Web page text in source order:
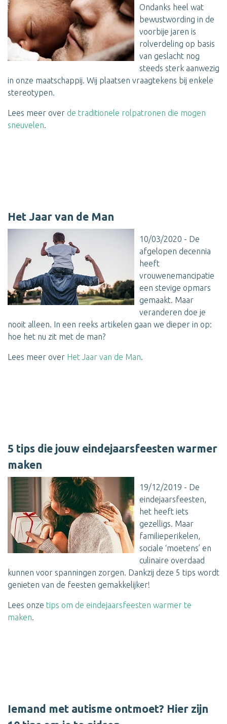
Ondanks heel wat
bewustwording in de
voorbije jaren is
rolverdeling op basis
van geslacht nog
steeds sterk aanwezig
in onze maatschappij. Wij plaatsen vraagtekens bij enkele
stereotypen.
Lees meer over de traditionele rolpatronen die mogen
sneuvelen.
Het Jaar van de Man
10/03/2020 - De
afgelopen decennia
heeft
vrouwenemancipatie
een stevige opmars
gemaakt. Maar
veranderen doe je
nooit alleen. In een reeks artikelen gaan we dieper in op:
hoe het nu zit met de man?
Lees meer over Het Jaar van de Man.
5 tips die jouw eindejaarsfeesten warmer
maken
19/12/2019 - De
eindejaarsfeesten,
het heeft iets
gezelligs. Maar
familieperikelen,
sociale ‘moetens’ en
culinaire overdaad
kunnen voor spanningen zorgen. Dankzij deze 5 tips wordt
genieten van de feesten gemakkelijker!
Lees onze tips om de eindejaarsfeesten warmer te
maken.
Iemand met autisme ontmoet? Hier zijn